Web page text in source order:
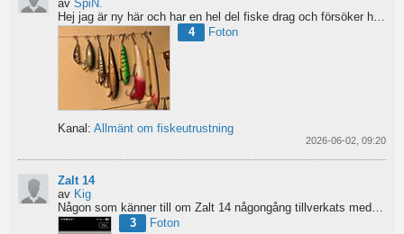
av SpiN.
Hej jag är ny här och har en hel del fiske drag och försöker hitta information från vart dom kommer...
4
Foton
Kanal: Allmänt om fiskeutrustning
2026-06-02, 09:20
Zalt 14
av Kig
3
Foton